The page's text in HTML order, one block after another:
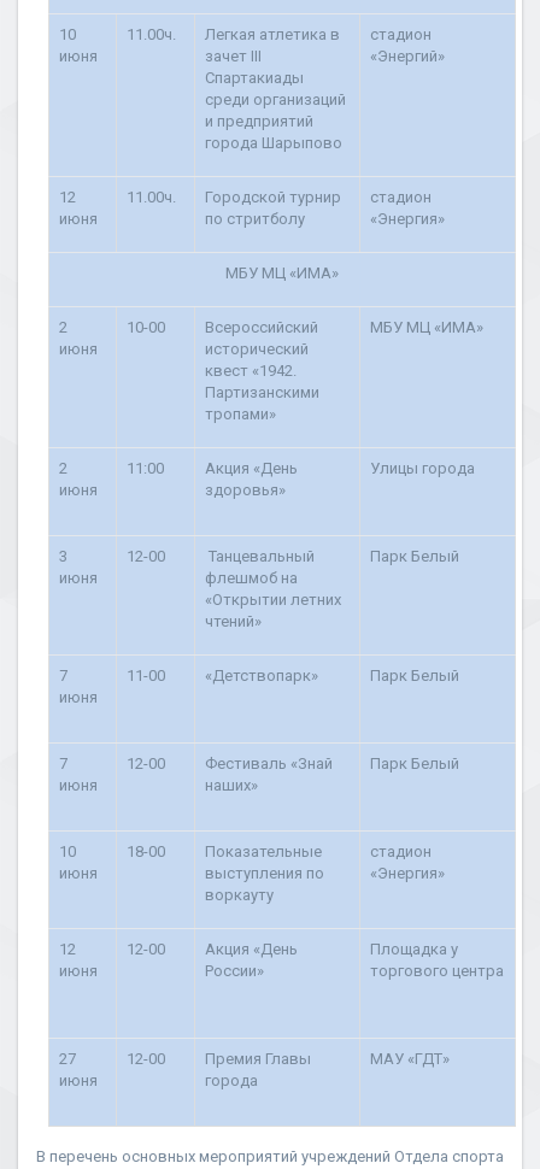
10
июня
11.00ч.
Легкая атлетика в
зачет III
Спартакиады
среди организаций
и предприятий
города Шарыпово
cтадион
«Энергий»
12
июня
11.00ч.
Городской турнир
по cтритболу
стадион
«Энергия»
МБУ МЦ «ИМА»
2
июня
10-00
Всероссийский
исторический
квест «1942.
Партизанскими
тропами»
МБУ МЦ «ИМА»
2
июня
11:00
Акция «День
здоровья»
Улицы города
3
июня
12-00
Танцевальный
флешмоб на
«Открытии летних
чтений»
Парк Белый
7
июня
11-00 «Детствопарк» Парк Белый
7
июня
12-00
Фестиваль «Знай
наших»
Парк Белый
10
июня
18-00
Показательные
выступления по
воркауту
стадион
«Энергия»
12
июня
12-00
Акция «День
России»
Площадка у
торгового центра
27
июня
12-00
Премия Главы
города
МАУ «ГДТ»
В перечень основных мероприятий учреждений Отдела спорта